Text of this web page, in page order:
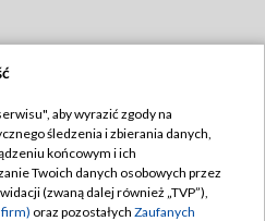
TVP
TVP
prywatności
aby wyrazić zgody na
śledzenia i zbierania danych,
końcowym i ich
Twoich danych osobowych przez
(zwaną dalej również „TVP”),
firm) oraz pozostałych Zaufanych